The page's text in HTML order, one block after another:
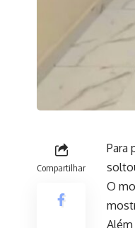
Compartilhar
Para
O